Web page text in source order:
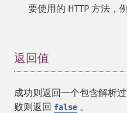
要使用的 HTTP 方法，
返回值
成功则返回一个包含解析
败则返回 false 。